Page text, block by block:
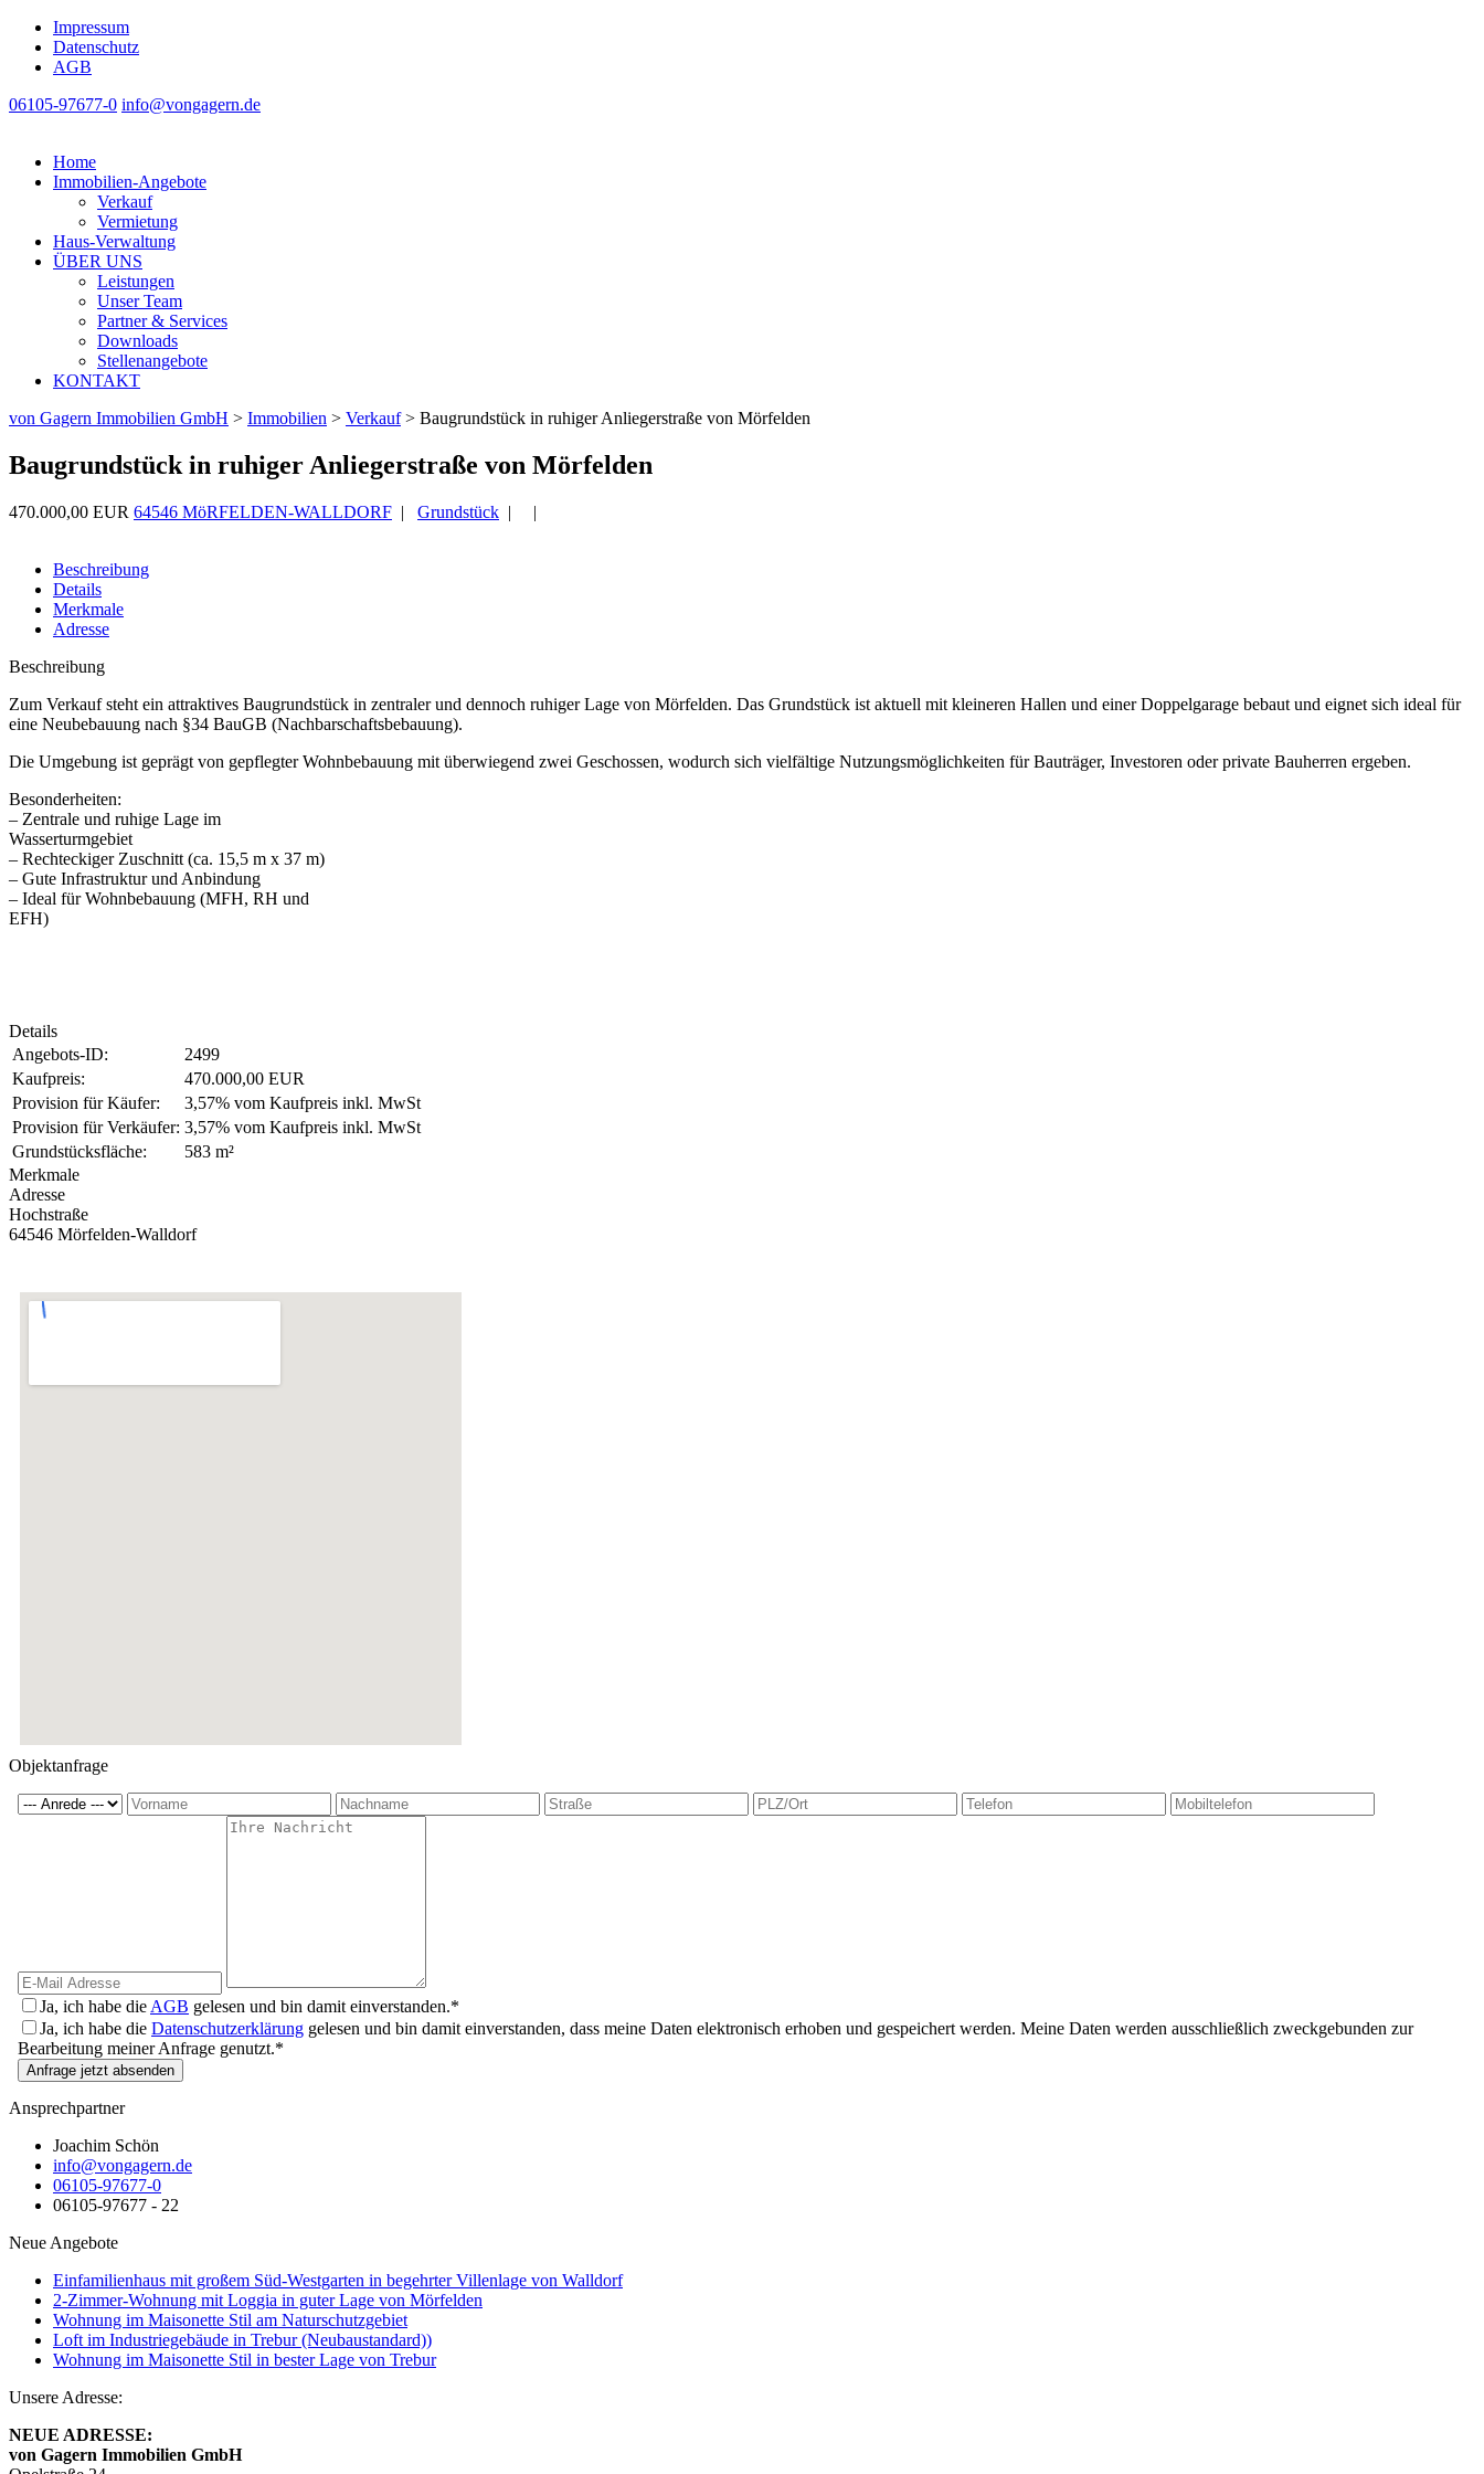
Impressum
Datenschutz
AGB
06105-97677-0 info@vongagern.de
Home
Immobilien-Angebote
Verkauf
Vermietung
Haus-Verwaltung
ÜBER UNS
Leistungen
Unser Team
Partner & Services
Downloads
Stellenangebote
KONTAKT
von Gagern Immobilien GmbH > Immobilien > Verkauf> Baugrundstück in ruhiger Anliegerstraße von Mörfelden
Baugrundstück in ruhiger Anliegerstraße von Mörfelden
470.000,00 EUR 64546 MöRFELDEN-WALLDORF | Grundstück | |
Beschreibung
Details
Merkmale
Adresse
Beschreibung
Zum Verkauf steht ein attraktives Baugrundstück in zentraler und dennoch ruhiger Lage von Mörfelden. Das Grundstück ist aktuell mit kleineren Hallen und einer Doppelgarage bebaut und eignet sich ideal für
eine Neubebauung nach §34 BauGB (Nachbarschaftsbebauung).
Die Umgebung ist geprägt von gepflegter Wohnbebauung mit überwiegend zwei Geschossen, wodurch sich vielfältige Nutzungsmöglichkeiten für Bauträger, Investoren oder private Bauherren ergeben.
Besonderheiten:
– Zentrale und ruhige Lage im
Wasserturmgebiet
– Rechteckiger Zuschnitt (ca. 15,5 m x 37 m)
– Gute Infrastruktur und Anbindung
– Ideal für Wohnbebauung (MFH, RH und
EFH)
Details
Angebots-ID:
2499
Kaufpreis:
470.000,00 EUR
Provision für Käufer:
3,57% vom Kaufpreis inkl. MwSt
Provision für Verkäufer: 3,57% vom Kaufpreis inkl. MwSt
Grundstücksfläche:
583 m²
Merkmale
Adresse
Hochstraße
64546 Mörfelden-Walldorf
Objektanfrage
Ja, ich habe die AGB gelesen und bin damit einverstanden.*
Ja, ich habe die Datenschutzerklärung gelesen und bin damit einverstanden, dass meine Daten elektronisch erhoben und gespeichert werden. Meine Daten werden ausschließlich zweckgebunden zur
Bearbeitung meiner Anfrage genutzt.*
Anfrage jetzt absenden
Ansprechpartner
Joachim Schön
info@vongagern.de
06105-97677-0
06105-97677 - 22
Neue Angebote
Einfamilienhaus mit großem Süd-Westgarten in begehrter Villenlage von Walldorf
2-Zimmer-Wohnung mit Loggia in guter Lage von Mörfelden
Wohnung im Maisonette Stil am Naturschutzgebiet
Loft im Industriegebäude in Trebur (Neubaustandard))
Wohnung im Maisonette Stil in bester Lage von Trebur
Unsere Adresse:
NEUE ADRESSE:
von Gagern Immobilien GmbH